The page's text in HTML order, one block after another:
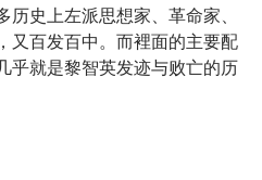
史上左派思想家、革命家、
又百发百中。而裡面的主要配
乎就是黎智英发迹与败亡的历